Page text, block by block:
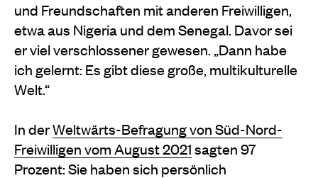
und Freundschaften mit anderen Freiwilligen,
etwa aus Nigeria und dem Senegal. Davor sei
er viel verschlossener gewesen. „Dann habe
ich gelernt: Es gibt diese große, multikulturelle
Welt.“
In derWeltwärts-Befragung von Süd-Nord-
Freiwilligen vom August 2021sagten 97
Prozent: Sie haben sich persönlich